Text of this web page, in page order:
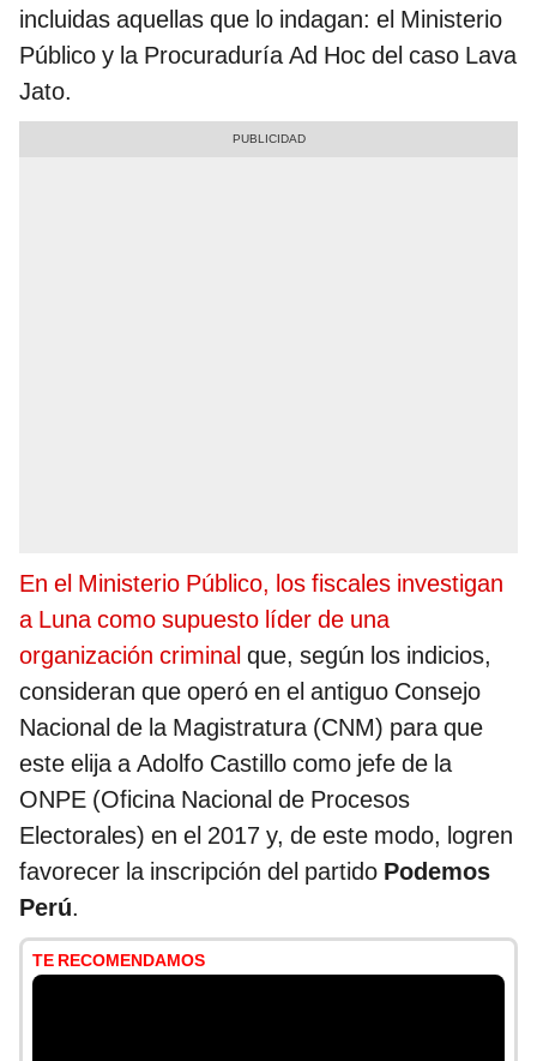
incluidas aquellas que lo indagan: el Ministerio
Público y la Procuraduría Ad Hoc del caso Lava
Jato.
En el Ministerio Público, los fiscales investigan
a Luna como supuesto líder de una
organización criminal que, según los indicios,
consideran que operó en el antiguo Consejo
Nacional de la Magistratura (CNM) para que
este elija a Adolfo Castillo como jefe de la
ONPE (Oficina Nacional de Procesos
Electorales) en el 2017 y, de este modo, logren
favorecer la inscripción del partido Podemos
Perú.
TE RECOMENDAMOS